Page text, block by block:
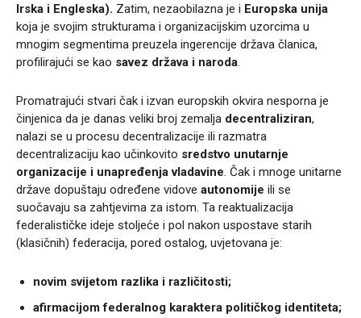
Irska i Engleska). Zatim, nezaobilazna je i Europska unija
koja je svojim strukturama i organizacijskim uzorcima u
mnogim segmentima preuzela ingerencije država članica,
profilirajući se kao savez država i naroda
Promatrajući stvari čak i izvan europskih okvira nesporna je
činjenica da je danas veliki broj zemalja decentraliziran,
nalazi se u procesu decentralizacije ili razmatra
decentralizaciju kao učinkovito sredstvo unutarnje
organizacije i unapređenja vladavine . Čak i mnoge unitarne
države dopuštaju određene vidove autonomije ili se
suočavaju sa zahtjevima za istom. Ta reaktualizacija
federalističke ideje stoljeće i pol nakon uspostave starih
(klasičnih) federacija, pored ostalog, uvjetovana je:
novim svijetom razlika i različitosti;
afirmacijom federalnog karaktera političkog identiteta;